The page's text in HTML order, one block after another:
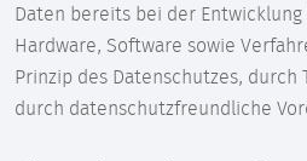
Daten bereits bei der Entwicklung
Hardware, Software sowie
Prinzip des Datenschutzes, durch
durch datenschutzfreundliche